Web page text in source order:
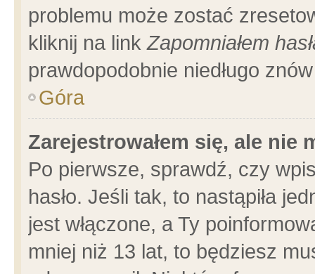
problemu może zostać
kliknij na linkZapomniałem
prawdopodobnie niedługo
Góra
Zarejestrowałem się, ale nie
Po pierwsze, sprawdź, czy
hasło. Jeśli tak, to nastąpiła
jest włączone, a Ty
mniej niż 13 lat, to będziesz